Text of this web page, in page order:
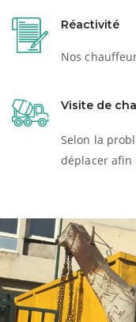
Réactivité
Nos
Visite de
Selon la
déplacer afin